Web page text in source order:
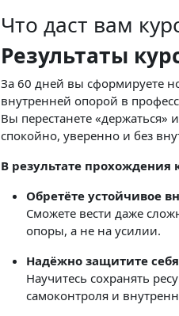
Что даст вам
Результаты
За 60 дней вы сформируете
внутренней опорой в
Вы перестанете «держаться»
спокойно, уверенно и без
В результате прохождения
Обретёте устойчивое
Сможете вести даже
опоры, а не на усилии.
Надёжно защитите
Научитесь сохранять
самоконтроля и